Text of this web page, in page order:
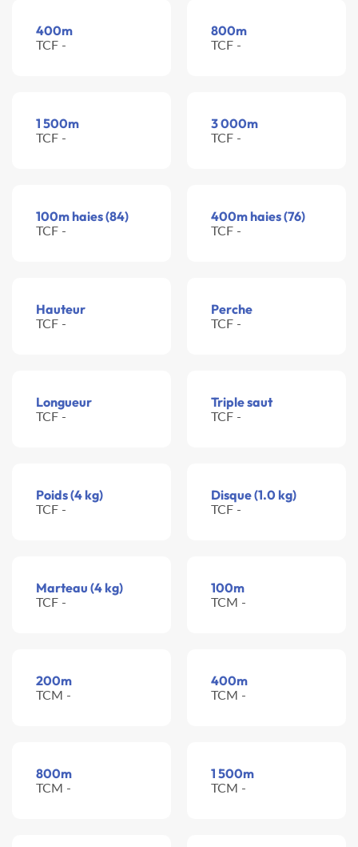
400m
TCF -
800m
TCF -
1 500m
TCF -
3 000m
TCF -
100m haies (84)
TCF -
400m haies (76)
TCF -
Hauteur
TCF -
Perche
TCF -
Longueur
TCF -
Triple saut
TCF -
Poids (4 kg)
TCF -
Disque (1.0 kg)
TCF -
Marteau (4 kg)
TCF -
100m
TCM -
200m
TCM -
400m
TCM -
800m
TCM -
1 500m
TCM -